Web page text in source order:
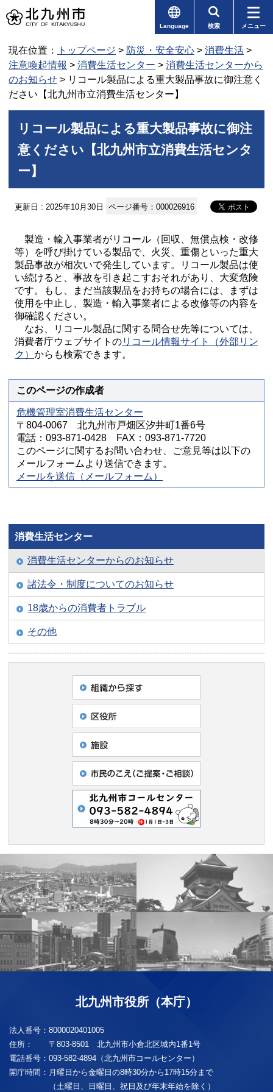
Language 検索 メニュー
現在位置： トップページ > 防災・安全安心 > 消費生活 >
注意喚起情報 > 消費生活センター > 消費生活センターから
のお知らせ > リコール製品による重大製品事故に御注意く
ださい【北九州市立消費生活センター】
リコール製品による重大製品事故に御注
意ください【北九州市立消費生活センタ
ー】
更新日 : 2025年10月30日 ページ番号：000026916
製造・輸入事業者がリコール（回収、無償点検・改修
等）を呼び掛けている製品で、火災、重傷といった重大
製品事故が相次いで発生しています。リコール製品は使
い続けると、事故を引き起こすおそれがあり、大変危険
です。もし、まだ当該製品をお持ちの場合には、まずは
使用を中止し、製造・輸入事業者による改修等の内容を
御確認ください。
なお、リコール製品に関する問合せ先等については、
消費者庁ウェブサイトのリコール情報サイト（外部リン
ク） からも検索できます。
このページの作成者
危機管理室消費生活センター
〒804-0067 北九州市戸畑区汐井町1番6号
電話：093-871-0428 FAX：093-871-7720
このページに関するお問い合わせ、ご意見等は以下の
メールフォームより送信できます。
メールを送信（メールフォーム）
消費生活センター
消費生活センターからのお知らせ
諸法令・制度についてのお知らせ
18歳からの消費者トラブル
その他
北九州市役所（本庁）
法人番号： 8000020401005
住所：
〒803-8501 北九州市小倉北区城内1番1号
電話番号： 093-582-4894（北九州市コールセンター）
開庁時間： 月曜日から金曜日の8時30分から17時15分まで
（土曜日、日曜日、祝日及び年末年始を除く）